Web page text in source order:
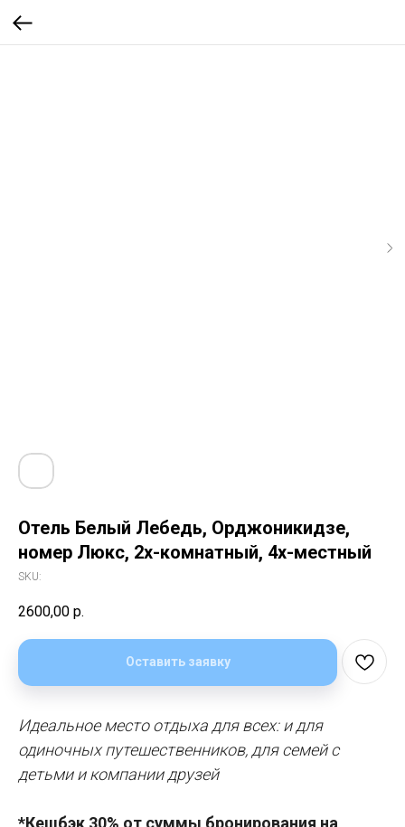
Отель Белый Лебедь, Орджоникидзе,
номер Люкс, 2х-комнатный, 4х-местный
SKU:
2600,00 р.
Оставить заявку
Идеальное место отдыха для всех: и для
одиночных путешественников, для семей с
детьми и компании друзей
*Кешбэк 30% от суммы бронирования на